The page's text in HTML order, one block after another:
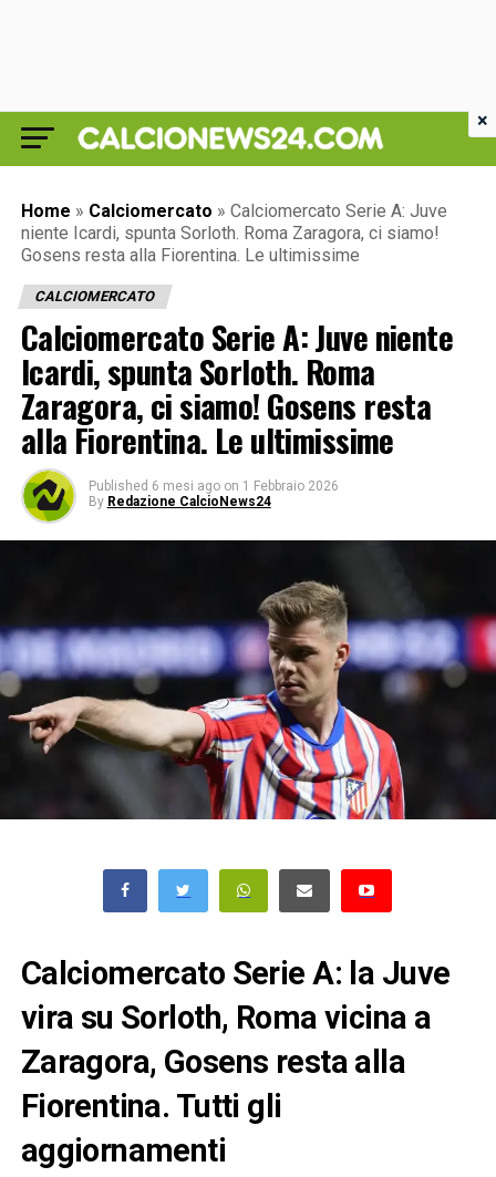
Home » Calciomercato » Calciomercato Serie A: Juve
niente Icardi, spunta Sorloth. Roma Zaragora, ci siamo!
Gosens resta alla Fiorentina. Le ultimissime
CALCIOMERCATO
Calciomercato Serie A: Juve niente
Icardi, spunta Sorloth. Roma
Zaragora, ci siamo! Gosens resta
alla Fiorentina. Le ultimissime
Published 6 mesi ago on 1 Febbraio 2026
By Redazione CalcioNews24
Calciomercato Serie A: la Juve
vira su Sorloth, Roma vicina a
Zaragora, Gosens resta alla
Fiorentina. Tutti gli
aggiornamenti
×